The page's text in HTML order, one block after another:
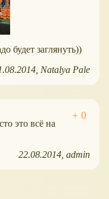
будет заглянуть))
Natalya Pale
это всё на
22.08.2014 admin